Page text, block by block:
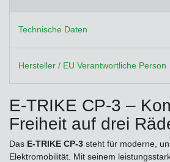
Technische Daten
Hersteller / EU Verantwortliche Person
E-TRIKE CP-3 –
Freiheit auf drei
Das E-TRIKE CP-3 steht für moderne,
Elektromobilität. Mit seinem